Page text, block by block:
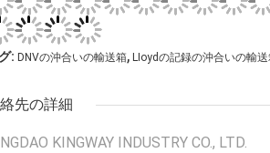
: DNVの沖合いの輸送箱, LIoydの記録の沖合いの輸送
先の詳細
KINGWAY INDUSTRY CO., LTD.